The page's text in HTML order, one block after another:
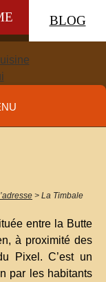
BLOG
> La Timbale
entre la Butte
à proximité des
Pixel. C’est un
par les habitants